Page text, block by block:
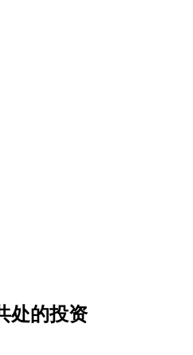
处的投资